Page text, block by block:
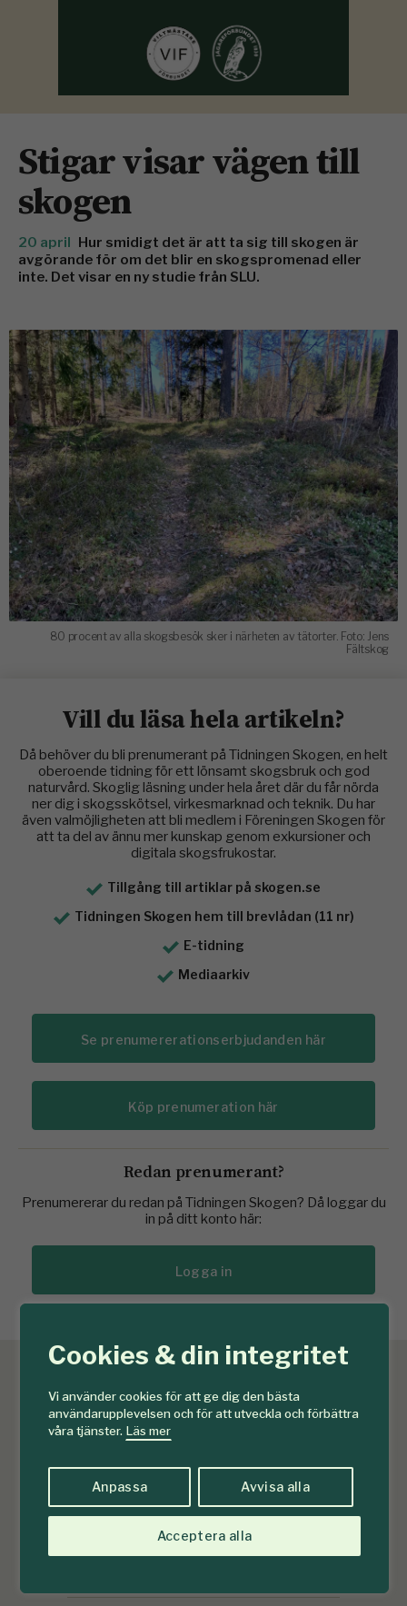
Cookies & din integritet
Vi använder cookies för att ge dig den bästa
användarupplevelsen och för att utveckla och förbättra
våra tjänster. Läs mer
Anpassa Avvisa alla
Acceptera alla
Stigar visar vägen till
skogen
20 april
Hur smidigt det är att ta sig till skogen är
avgörande för om det blir en skogspromenad eller
inte. Det visar en ny studie från SLU.
80 procent av alla skogsbesök sker i närheten av tätorter. Foto: Jens
Fältskog
Vill du läsa hela artikeln?
Då behöver du bli prenumerant på Tidningen Skogen, en helt
oberoende tidning för ett lönsamt skogsbruk och god
naturvård. Skoglig läsning under hela året där du får nörda
ner dig i skogsskötsel, virkesmarknad och teknik. Du har
även valmöjligheten att bli medlem i Föreningen Skogen för
att ta del av ännu mer kunskap genom exkursioner och
digitala skogsfrukostar.
Tillgång till artiklar på skogen.se
Tidningen Skogen hem till brevlådan (11 nr)
E-tidning
Mediaarkiv
Se prenumererationserbjudanden här
Köp prenumeration här
Redan prenumerant?
Prenumererar du redan på Tidningen Skogen? Då loggar du
in på ditt konto här:
Logga in